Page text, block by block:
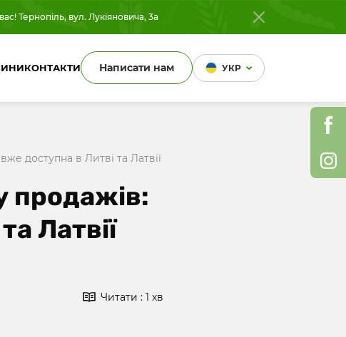
Тернопіль, вул. Лукіяновича, 3а
КОНТАКТИ Написати нам УКР
доступна в Литві та Латвії
продажів:
Латвії
Читати : 1 хв